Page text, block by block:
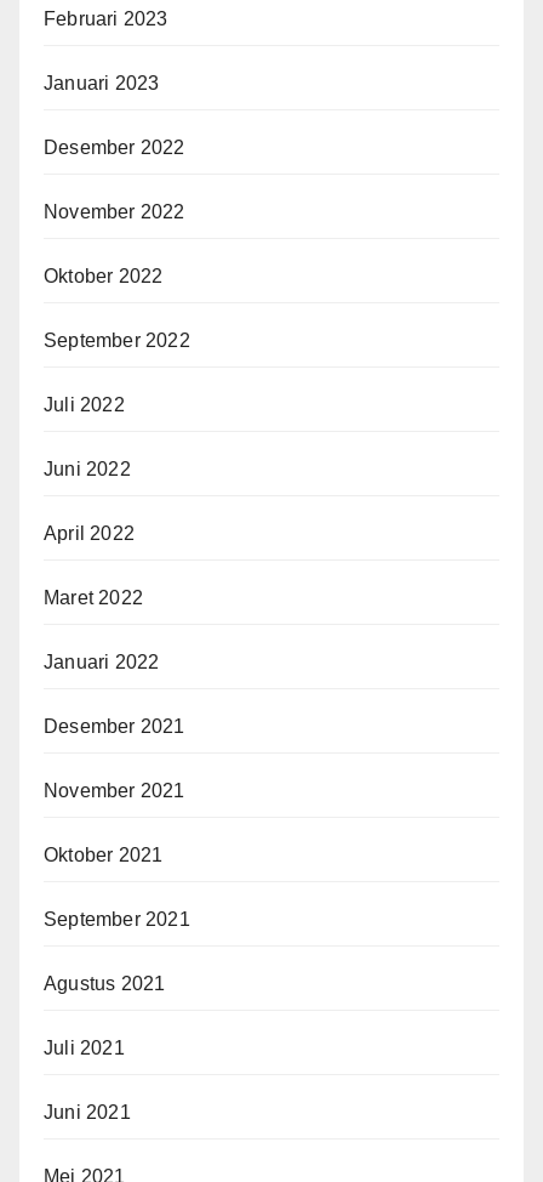
Februari 2023
Januari 2023
Desember 2022
November 2022
Oktober 2022
September 2022
Juli 2022
Juni 2022
April 2022
Maret 2022
Januari 2022
Desember 2021
November 2021
Oktober 2021
September 2021
Agustus 2021
Juli 2021
Juni 2021
Mei 2021